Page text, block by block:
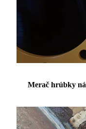
Merač hrúbky